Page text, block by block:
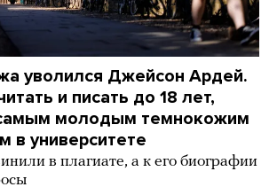
уволился Джейсон Ардей.
и писать до 18 лет,
молодым темнокожим
в университете
в плагиате, а к его биографии